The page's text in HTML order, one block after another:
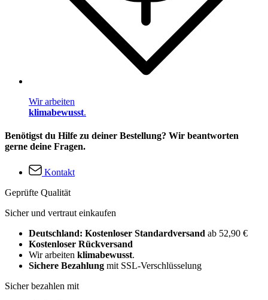
Wir arbeiten
klimabewusst.
Benötigst du Hilfe zu deiner Bestellung? Wir beantworten
gerne deine Fragen.
Kontakt
Geprüfte Qualität
Sicher und vertraut einkaufen
Deutschland: Kostenloser Standardversand ab 52,90 €
Kostenloser Rückversand
Wir arbeiten klimabewusst.
Sichere Bezahlung mit SSL-Verschlüsselung
Sicher bezahlen mit